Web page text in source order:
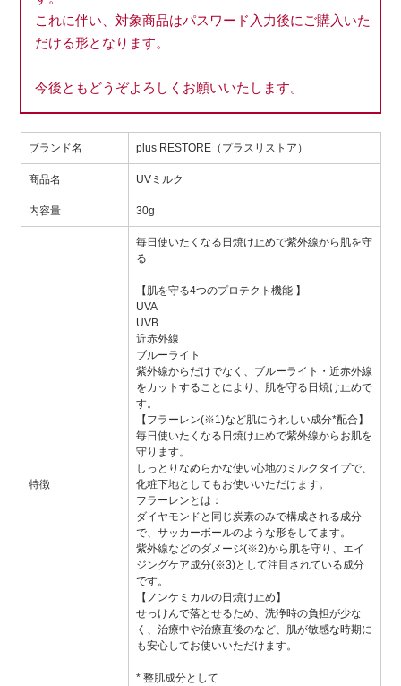
これに伴い、対象商品はパスワード入力後にご購入いた
だける形となります。
今後ともどうぞよろしくお願いいたします。
ブランド名 plus RESTORE（プラスリストア）
商品名 UVミルク
内容量 30g
特徴
毎日使いたくなる日焼け止めで紫外線から肌を守
る
【肌を守る4つのプロテクト機能 】
UVA
UVB
近赤外線
ブルーライト
紫外線からだけでなく、ブルーライト・近赤外線
をカットすることにより、肌を守る日焼け止めで
す。
【フラーレン(※1)など肌にうれしい成分*配合】
毎日使いたくなる日焼け止めで紫外線からお肌を
守ります。
しっとりなめらかな使い心地のミルクタイプで、
化粧下地としてもお使いいただけます。
フラーレンとは：
ダイヤモンドと同じ炭素のみで構成される成分
で、サッカーボールのような形をしてます。
紫外線などのダメージ(※2)から肌を守り、エイ
ジングケア成分(※3)として注目されている成分
です。
【ノンケミカルの日焼け止め】
せっけんで落とせるため、洗浄時の負担が少な
く、治療中や治療直後のなど、肌が敏感な時期に
も安心してお使いいただけます。
* 整肌成分として